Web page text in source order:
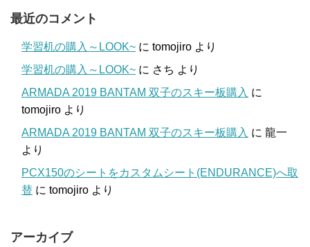
最近のコメント
学習机の購入～LOOK~ に tomojiro より
学習机の購入～LOOK~ に さち より
ARMADA 2019 BANTAM 双子のスキー板購入 に
tomojiro より
ARMADA 2019 BANTAM 双子のスキー板購入 に 龍一
より
PCX150のシートをカスタムシート(ENDURANCE)へ取
替 に tomojiro より
アーカイブ